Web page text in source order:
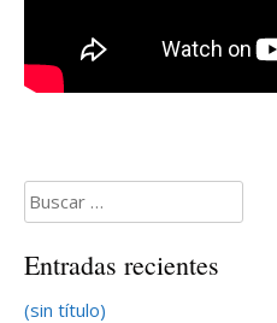
Buscar:
Entradas recientes
(sin título)